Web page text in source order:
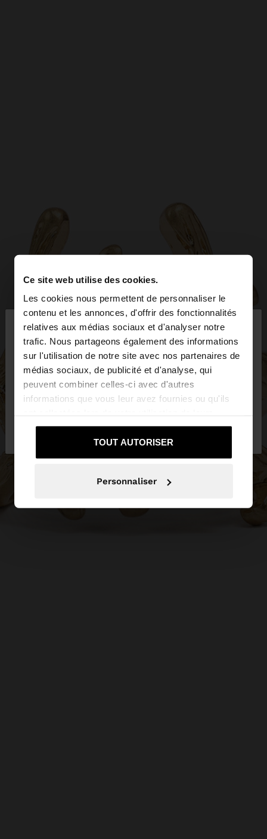
Ce site web utilise des cookies.
Les cookies nous permettent de personnaliser le
contenu et les annonces, d'offrir des fonctionnalités
relatives aux médias sociaux et d'analyser notre
trafic. Nous partageons également des informations
sur l'utilisation de notre site avec nos partenaires de
médias sociaux, de publicité et d'analyse, qui
peuvent combiner celles-ci avec d'autres
informations que vous leur avez fournies ou qu'ils
services.
TOUT AUTORISER
Personnaliser
bonjour ×
Vous accédez au site depuis France. Voulez-vous
parcourir notre site au United States?